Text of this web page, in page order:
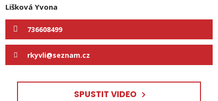
Lišková Yvona
736608499
rkyvli@seznam.cz
SPUSTIT VIDEO